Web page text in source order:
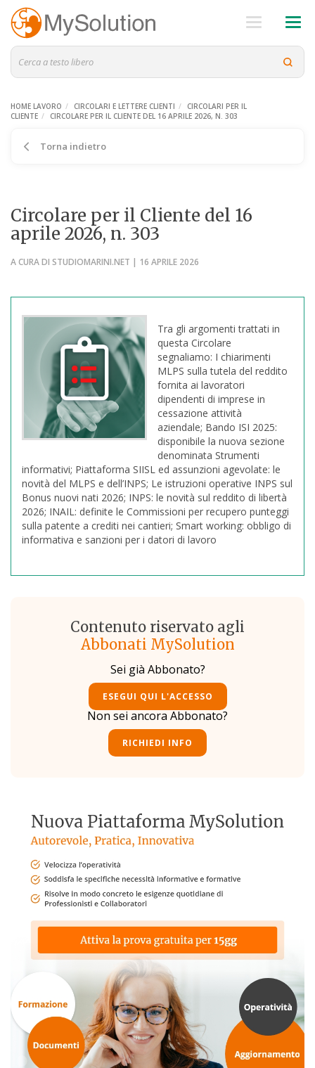
HOME LAVORO CIRCOLARI E LETTERE CLIENTI
CIRCOLARI PER IL
CLIENTE
CIRCOLARE PER IL CLIENTE DEL 16 APRILE 2026, N. 303
Torna indietro
Circolare per il Cliente del 16
aprile 2026, n. 303
A CURA DI STUDIOMARINI.NET | 16 APRILE 2026
Tra gli argomenti trattati in
questa Circolare
segnaliamo: I chiarimenti
MLPS sulla tutela del reddito
fornita ai lavoratori
dipendenti di imprese in
cessazione attività
aziendale; Bando ISI 2025:
disponibile la nuova sezione
denominata Strumenti
informativi; Piattaforma SIISL ed assunzioni agevolate: le
novità del MLPS e dell’INPS; Le istruzioni operative INPS sul
Bonus nuovi nati 2026; INPS: le novità sul reddito di libertà
2026; INAIL: definite le Commissioni per recupero punteggi
sulla patente a crediti nei cantieri; Smart working: obbligo di
informativa e sanzioni per i datori di lavoro
Contenuto riservato agli
Abbonati MySolution
Sei già Abbonato?
ESEGUI QUI L'ACCESSO
Non sei ancora Abbonato?
RICHIEDI INFO